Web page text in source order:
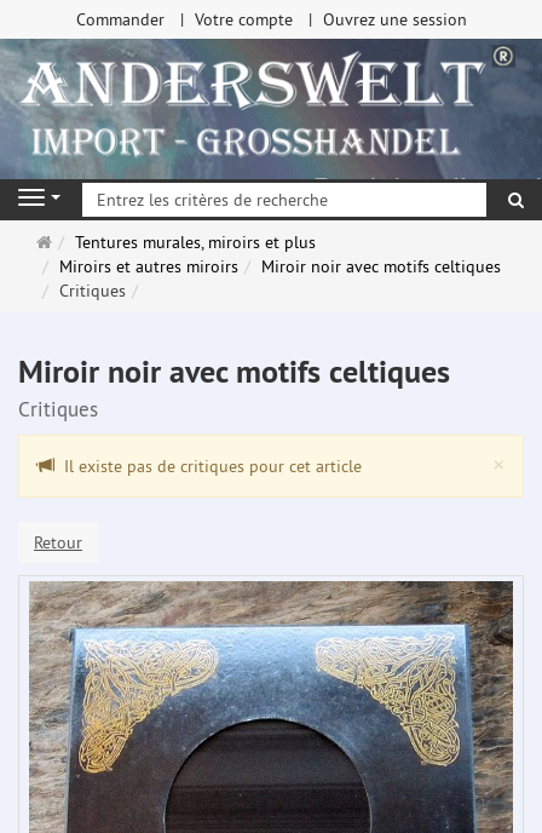
Commander Votre compte Ouvrez une session
Navigation
Page
d'accueil
Tentures murales, miroirs et plus
Miroirs et autres miroirs
Miroir noir avec motifs celtiques
Critiques
Miroir noir avec motifs celtiques
Critiques
×
Il existe pas de critiques pour cet article
Retour